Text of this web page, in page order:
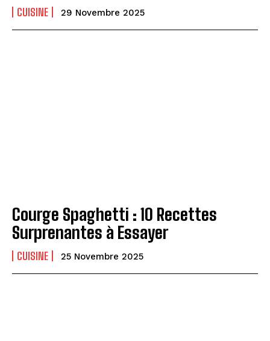
CUISINE 29 Novembre 2025
Courge Spaghetti : 10 Recettes
Surprenantes à Essayer
CUISINE 25 Novembre 2025